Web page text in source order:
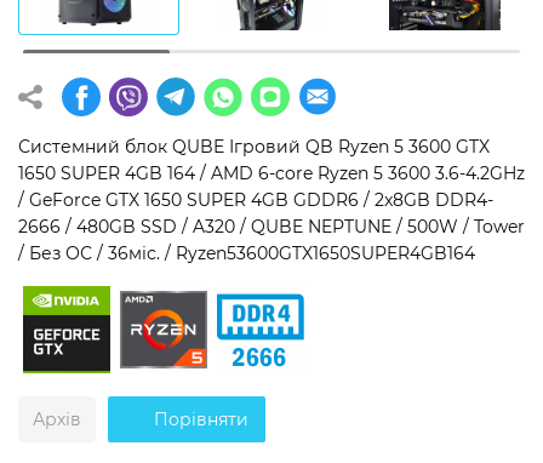
Операційна система
Windows 11 Home
Windows 11 Pro
Без ОС
Тип накопичувача
SSD
HDD
SSD + HDD
Додатково
RGB-підсвічування
Розблокований множник CPU
Надшвидкий M.2 SSD NVME
Системний блок QUBE Ігровий QB Ryzen 5 3600 GTX
1650 SUPER 4GB 164 / AMD 6-core Ryzen 5 3600 3.6-4.2GHz
/ GeForce GTX 1650 SUPER 4GB GDDR6 / 2x8GB DDR4-
2666 / 480GB SSD / A320 / QUBE NEPTUNE / 500W / Tower
/ Без ОС / 36міс. / Ryzen53600GTX1650SUPER4GB164
Архів Порівняти